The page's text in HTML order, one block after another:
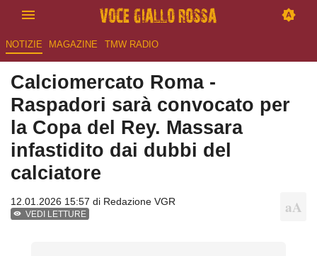
NOTIZIE MAGAZINE TMW RADIO
Calciomercato Roma -
Raspadori sarà convocato per
la Copa del Rey. Massara
infastidito dai dubbi del
calciatore
12.01.2026 15:57 di Redazione VGR
VEDI LETTURE